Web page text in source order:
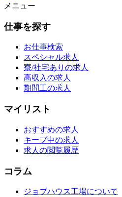
メニュー
仕事を探す
お仕事検索
スペシャル求人
寮/社宅ありの求人
高収入の求人
期間工の求人
マイリスト
おすすめの求人
キープ中の求人
求人の閲覧履歴
コラム
ジョブハウス工場について